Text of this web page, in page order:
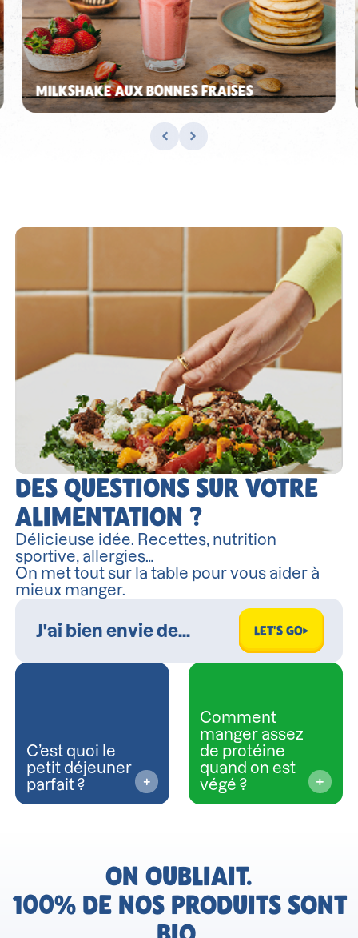
MILKSHAKE AUX BONNES FRAISES
DES QUESTIONS SUR VOTRE
ALIMENTATION ?
Délicieuse idée. Recettes, nutrition
sportive, allergies…
On met tout sur la table pour vous aider à
mieux manger.
LET'S GO
C’est quoi le
petit déjeuner
parfait ?
Comment
manger assez
de protéine
quand on est
végé ?
ON OUBLIAIT.
100% DE NOS PRODUITS SONT